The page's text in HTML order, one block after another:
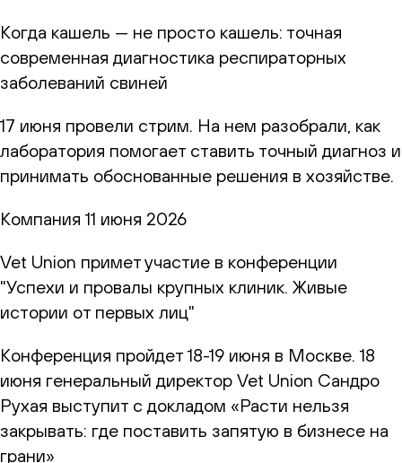
Когда кашель — не просто кашель: точная
современная диагностика респираторных
заболеваний свиней
17 июня провели стрим. На нем разобрали, как
лаборатория помогает ставить точный диагноз и
принимать обоснованные решения в хозяйстве.
Компания 11 июня 2026
Vet Union примет участие в конференции
"Успехи и провалы крупных клиник. Живые
истории от первых лиц"
Конференция пройдет 18-19 июня в Москве. 18
июня генеральный директор Vet Union Сандро
Рухая выступит с докладом «Расти нельзя
закрывать: где поставить запятую в бизнесе на
грани»